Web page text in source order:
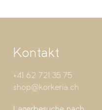
Kontakt
+41 62 721 35 75
shop@korkeria.ch